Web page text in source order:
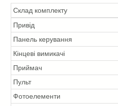
Склад комплекту
Привід
Панель керування
Кінцеві вимикачі
Приймач
Пульт
Фотоелементи